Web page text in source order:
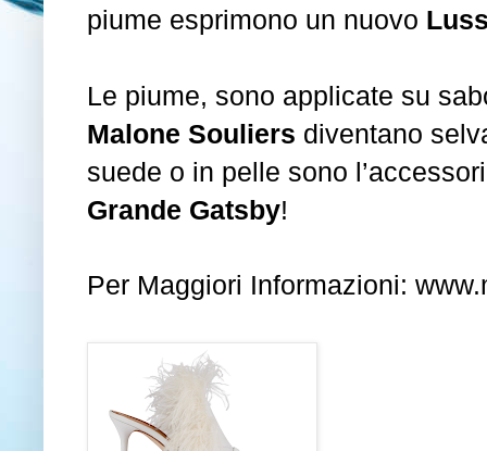
piume esprimono un nuovo
Le piume, sono applicate su
Malone Souliers diventano
suede o in pelle sono
Grande Gatsby!
Per Maggiori Informazioni: